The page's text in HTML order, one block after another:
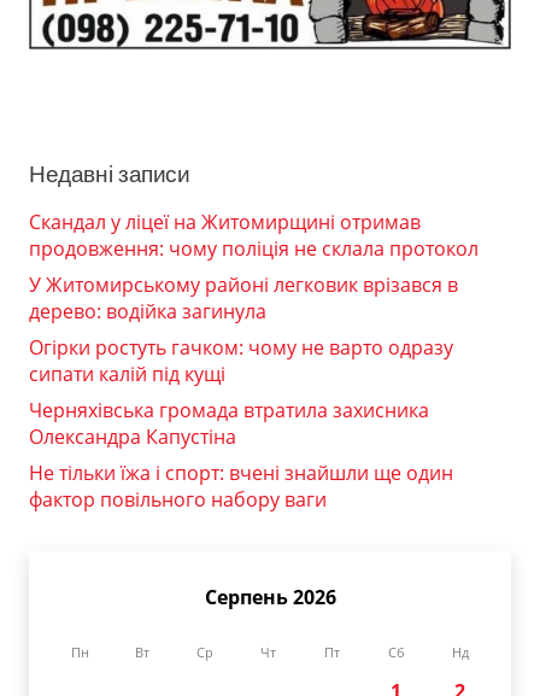
Недавні записи
Скандал у ліцеї на Житомирщині отримав
продовження: чому поліція не склала протокол
У Житомирському районі легковик врізався в
дерево: водійка загинула
Огірки ростуть гачком: чому не варто одразу
сипати калій під кущі
Черняхівська громада втратила захисника
Олександра Капустіна
Не тільки їжа і спорт: вчені знайшли ще один
фактор повільного набору ваги
Серпень 2026
Пн Вт Ср Чт Пт Сб Нд
1
2